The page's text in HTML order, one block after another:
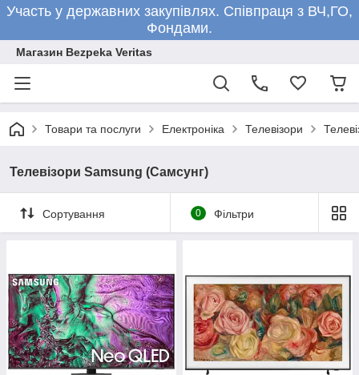
Участь у державних закупівлях. Співпраця з ВЧ,ГО,
Фондами.
Магазин Bezpeka Veritas
Товари та послуги Електроніка Телевізори
Телевізори Samsung (Самсунг)
Сортування 0 Фільтри